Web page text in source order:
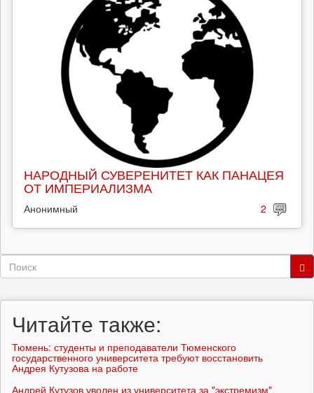
НАРОДНЫЙ СУВЕРЕНИТЕТ КАК ПАНАЦЕЯ
ОТ ИМПЕРИАЛИЗМА
Анонимный 2
Форма
Читайте также:
Тюмень: студенты и преподаватели Тюменского
государственного университета требуют восстановить
Андрея Кутузова на работе
Андрей Кутузов уволен из университета за "экстремизм"